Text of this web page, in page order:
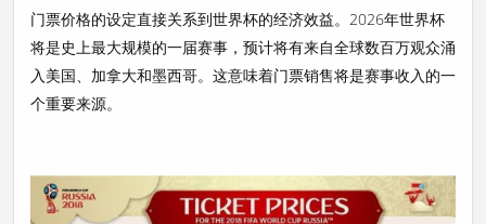
门票价格的设定直接关系到世界杯的经济效益。2026年世界杯
将是史上最大规模的一届赛事，预计将有来自全球数百万观众涌
入美国、加拿大和墨西哥。这意味着门票销售将是赛事收入的一
个重要来源。